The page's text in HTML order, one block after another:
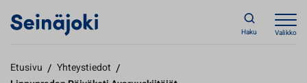
Haku Valikko
Etusivu / Yhteystiedot /